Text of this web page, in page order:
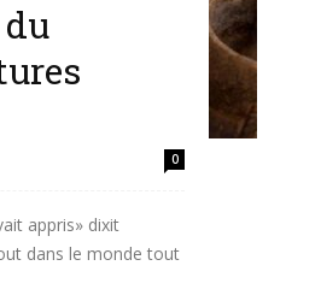
0
appris» dixit
dans le monde tout